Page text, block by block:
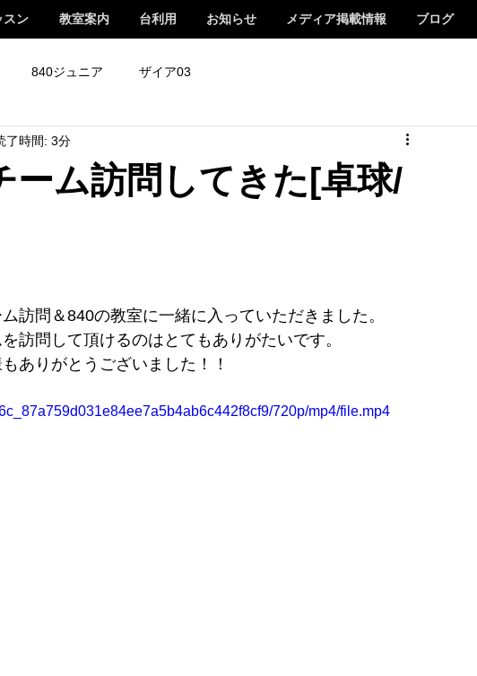
840ジュニア ザイア03
ーム訪問してきた[卓球/
了時間: 3分
訪問＆840の教室に一緒に入っていただきました。
訪問して頂けるのはとてもありがたいです。
ありがとうございました！！
720p/mp4/file.mp4
スン 教室案内 台利用 お知らせ メディア掲載情報 ブログ